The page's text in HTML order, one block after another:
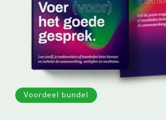
Voordeel bundel